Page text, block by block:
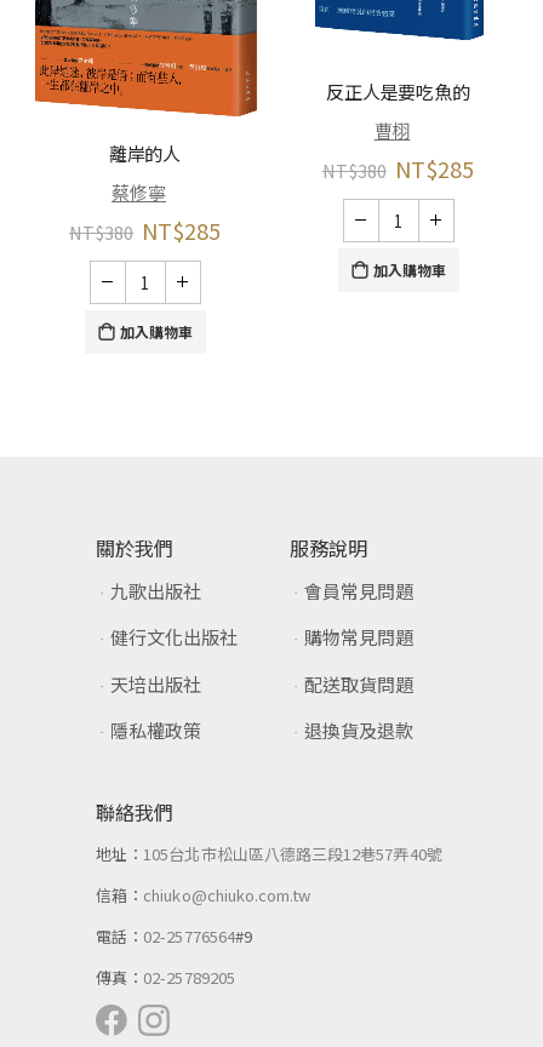
離岸的人
蔡修寧
NT$380 NT$285
加入購物車
反正人是要吃魚的
曹栩
NT$380 NT$285
加入購物車
關於我們
九歌出版社
健行文化出版社
天培出版社
隱私權政策
服務說明
會員常見問題
購物常見問題
配送取貨問題
退換貨及退款
聯絡我們
地址： 105台北市松山區八德路三段12巷57弄40號
信箱： chiuko@chiuko.com.tw
電話： 02-25776564#9
傳真： 02-25789205